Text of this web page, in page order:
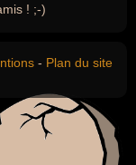
! ;-)
- Plan du site